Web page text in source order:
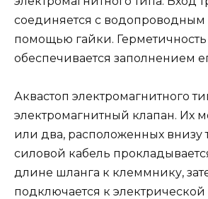
соединяется с водопроводным
помощью гайки. Герметичность
обеспечивается заполнением
Аквастоп электромагнитного
электромагнитный клапан. Их
или два, расположенных внизу
силовой кабель
длине шланга к клеммнику,
подключается к